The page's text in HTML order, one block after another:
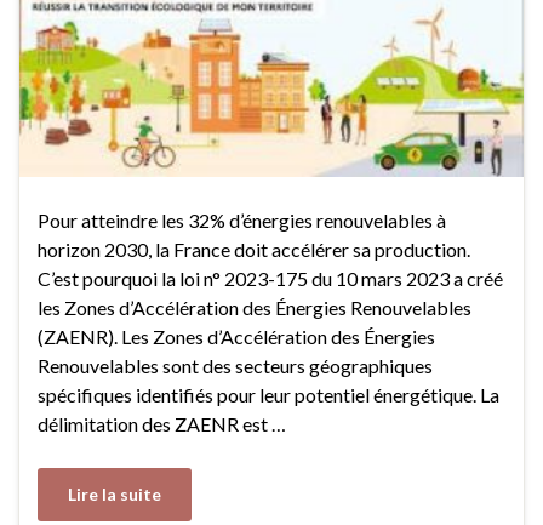
Pour atteindre les 32% d’énergies renouvelables à
horizon 2030, la France doit accélérer sa production.
C’est pourquoi la loi n° 2023-175 du 10 mars 2023 a créé
les Zones d’Accélération des Énergies Renouvelables
(ZAENR). Les Zones d’Accélération des Énergies
Renouvelables sont des secteurs géographiques
spécifiques identifiés pour leur potentiel énergétique. La
délimitation des ZAENR est …
Lire la suite